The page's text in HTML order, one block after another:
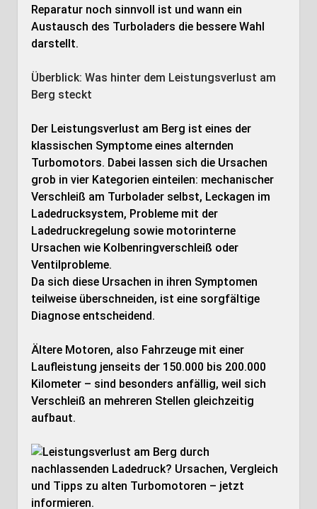
Reparatur noch sinnvoll ist und wann ein
Austausch des Turboladers die bessere Wahl
darstellt.
Überblick: Was hinter dem Leistungsverlust am
Berg steckt
Der Leistungsverlust am Berg ist eines der
klassischen Symptome eines alternden
Turbomotors. Dabei lassen sich die Ursachen
grob in vier Kategorien einteilen: mechanischer
Verschleiß am Turbolader selbst, Leckagen im
Ladedrucksystem, Probleme mit der
Ladedruckregelung sowie motorinterne
Ursachen wie Kolbenringverschleiß oder
Ventilprobleme.
Da sich diese Ursachen in ihren Symptomen
teilweise überschneiden, ist eine sorgfältige
Diagnose entscheidend.
Ältere Motoren, also Fahrzeuge mit einer
Laufleistung jenseits der 150.000 bis 200.000
Kilometer – sind besonders anfällig, weil sich
Verschleiß an mehreren Stellen gleichzeitig
aufbaut.